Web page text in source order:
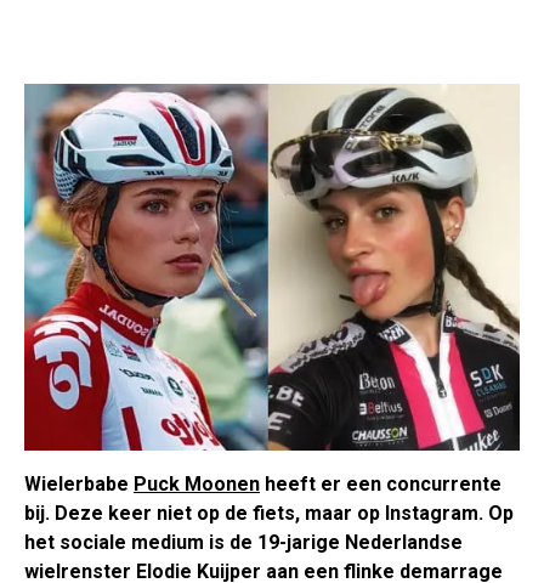
Wielerbabe Puck Moonen heeft er een concurrente
bij. Deze keer niet op de fiets, maar op Instagram. Op
het sociale medium is de 19-jarige Nederlandse
wielrenster Elodie Kuijper aan een flinke demarrage